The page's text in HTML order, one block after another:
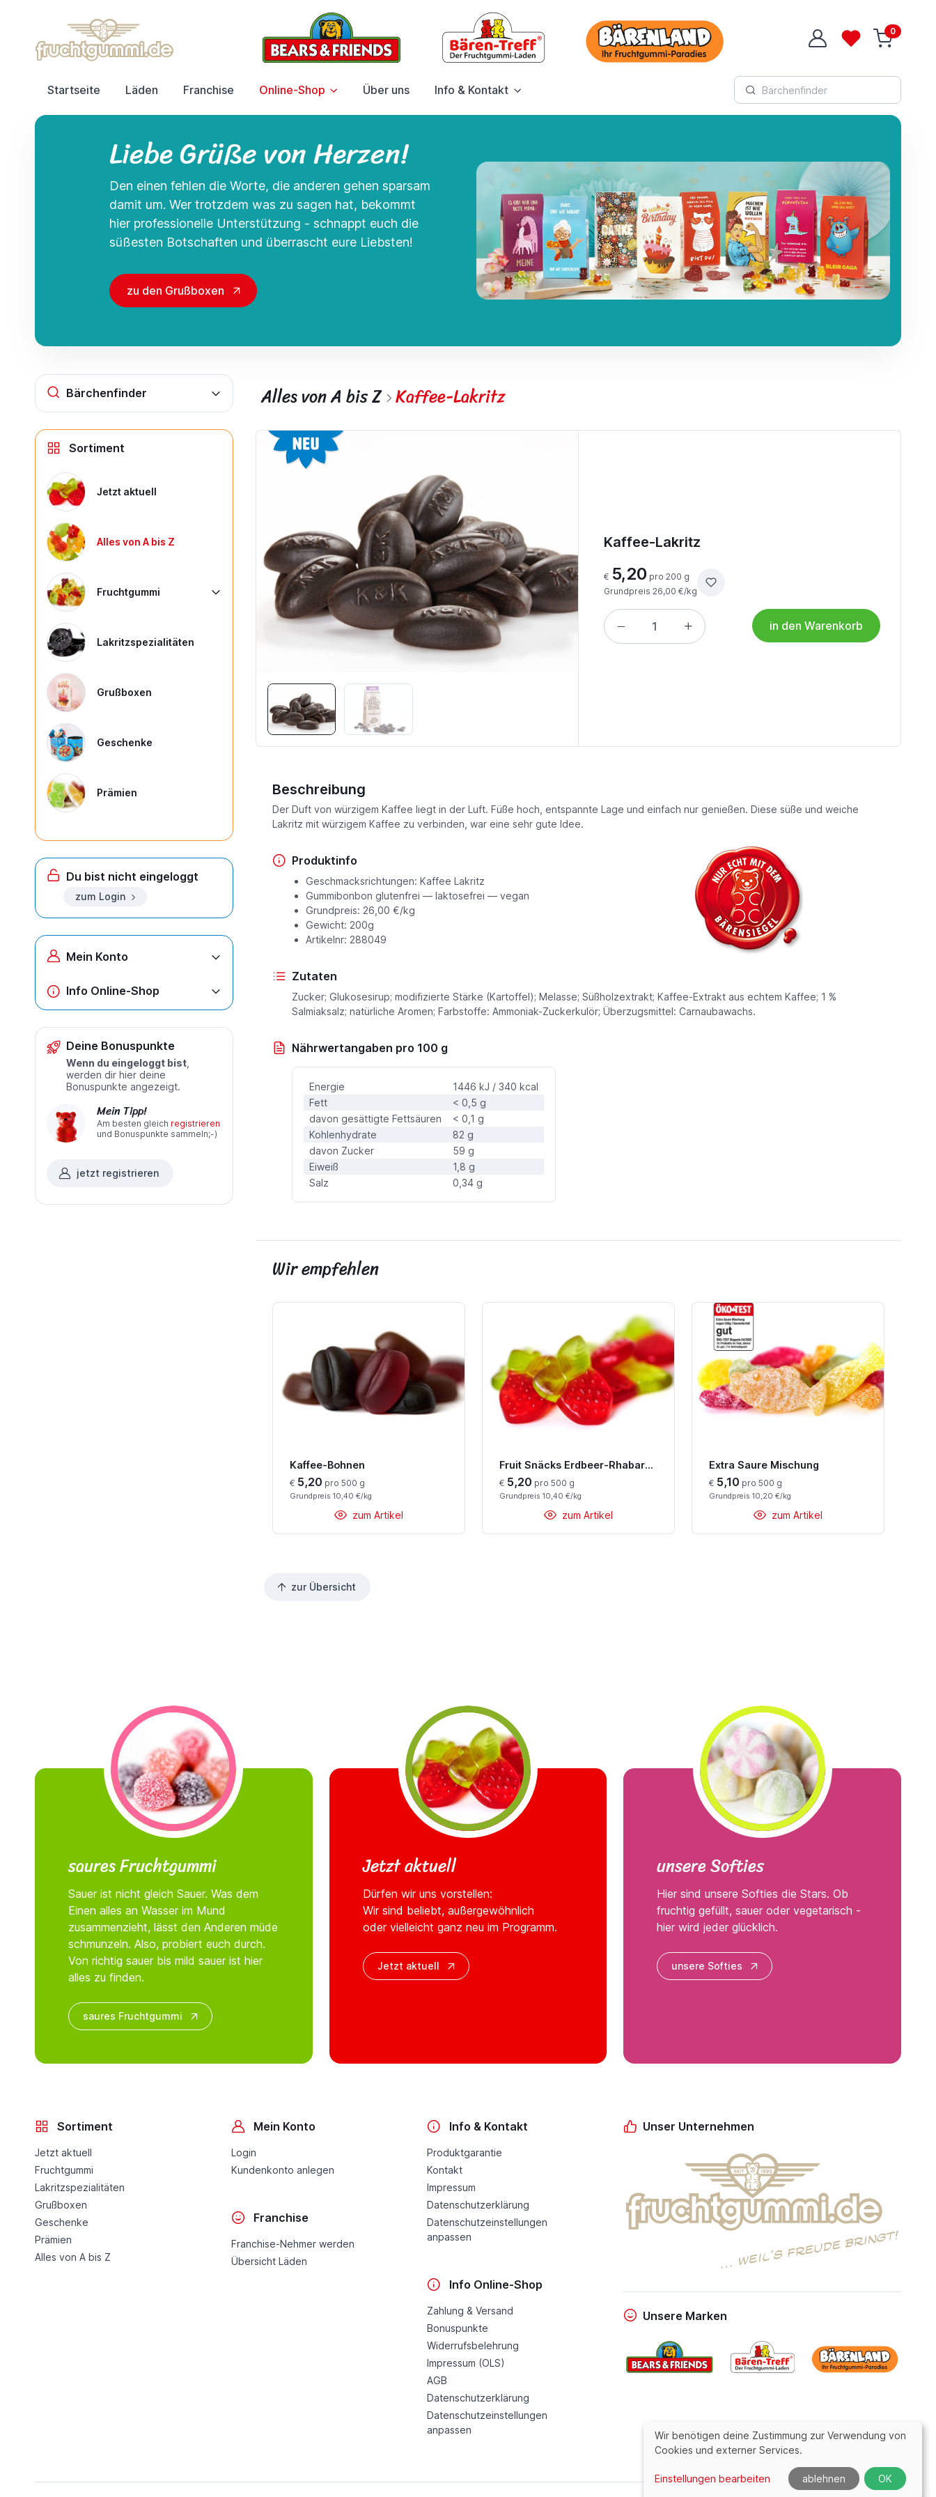
LoginWunschliste
0
Startseite Läden Franchise Online-Shop Über uns Info & Kontakt
Liebe Grüße von Herzen!
Den einen fehlen die Worte, die anderen gehen sparsam
damit um. Wer trotzdem was zu sagen hat, bekommt
hier professionelle Unterstützung - schnappt euch die
süßesten Botschaften und überrascht eure Liebsten!
zu den Grußboxen
Bärchenfinder
Sortiment
Jetzt aktuell
Alles von A bis Z
Fruchtgummi
Lakritzspezialitäten
Grußboxen
Geschenke
Prämien
Du bist nicht eingeloggt
zum Login
Mein Konto
Info Online-Shop
Deine Bonuspunkte
Wenn du eingeloggt bist,
werden dir hier deine
Bonuspunkte angezeigt.
Mein Tipp!
Am besten gleich registrieren
und Bonuspunkte sammeln;-)
jetzt registrieren
Alles von A bis Z Kaffee-Lakritz
Kaffee-Lakritz
€ 5,20pro 200 g
Grundpreis 26,00 €/kg
in den Warenkorb
Beschreibung
Der Duft von würzigem Kaffee liegt in der Luft. Füße hoch, entspannte Lage und einfach nur genießen. Diese süße und weiche
Lakritz mit würzigem Kaffee zu verbinden, war eine sehr gute Idee.
Produktinfo
Geschmacksrichtungen: Kaffee Lakritz
Gummibonbon glutenfrei — laktosefrei — vegan
Grundpreis: 26,00 €/kg
Gewicht: 200g
Artikelnr: 288049
Zutaten
Zucker; Glukosesirup; modifizierte Stärke (Kartoffel); Melasse; Süßholzextrakt; Kaffee-Extrakt aus echtem Kaffee; 1 %
Salmiaksalz; natürliche Aromen; Farbstoffe: Ammoniak-Zuckerkulör; Überzugsmittel: Carnaubawachs.
Nährwertangaben pro 100 g
Energie
1446 kJ / 340 kcal
Fett
< 0,5 g
davon gesättigte Fettsäuren
< 0,1 g
Kohlenhydrate
82 g
davon Zucker
59 g
Eiweiß
1,8 g
Salz
0,34 g
Wir empfehlen
Kaffee-Bohnen
€ 5,20 pro 500 g
Grundpreis 10,40 €/kg
zum Artikel
Fruit Snäcks Erdbeer-Rhabarber
€ 5,20 pro 500 g
Grundpreis 10,40 €/kg
zum Artikel
Extra Saure Mischung
€ 5,10 pro 500 g
Grundpreis 10,20 €/kg
zum Artikel
zur Übersicht
saures Fruchtgummi
Sauer ist nicht gleich Sauer. Was dem
Einen alles an Wasser im Mund
zusammenzieht, lässt den Anderen müde
schmunzeln. Also, probiert euch durch.
Von richtig sauer bis mild sauer ist hier
alles zu finden.
saures Fruchtgummi
Jetzt aktuell
Dürfen wir uns vorstellen:
Wir sind beliebt, außergewöhnlich
oder vielleicht ganz neu im Programm.
Jetzt aktuell
unsere Softies
Hier sind unsere Softies die Stars. Ob
fruchtig gefüllt, sauer oder vegetarisch -
hier wird jeder glücklich.
unsere Softies
Sortiment
Jetzt aktuell
Fruchtgummi
Lakritzspezialitäten
Grußboxen
Geschenke
Prämien
Alles von A bis Z
Mein Konto
Login
Kundenkonto anlegen
Franchise
Franchise-Nehmer werden
Übersicht Läden
Info & Kontakt
Produktgarantie
Kontakt
Impressum
Datenschutzerklärung
Datenschutzeinstellungen
anpassen
Info Online-Shop
Zahlung & Versand
Bonuspunkte
Widerrufsbelehrung
Impressum (OLS)
AGB
Datenschutzerklärung
Datenschutzeinstellungen
anpassen
Unser Unternehmen
Unsere Marken
Wir benötigen deine Zustimmung zur Verwendung von
Cookies und externer Services.
Einstellungen bearbeiten ablehnen OK